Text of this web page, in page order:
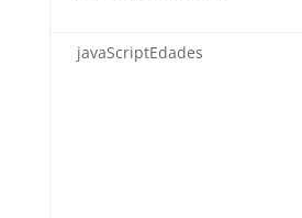
javaScriptEdades